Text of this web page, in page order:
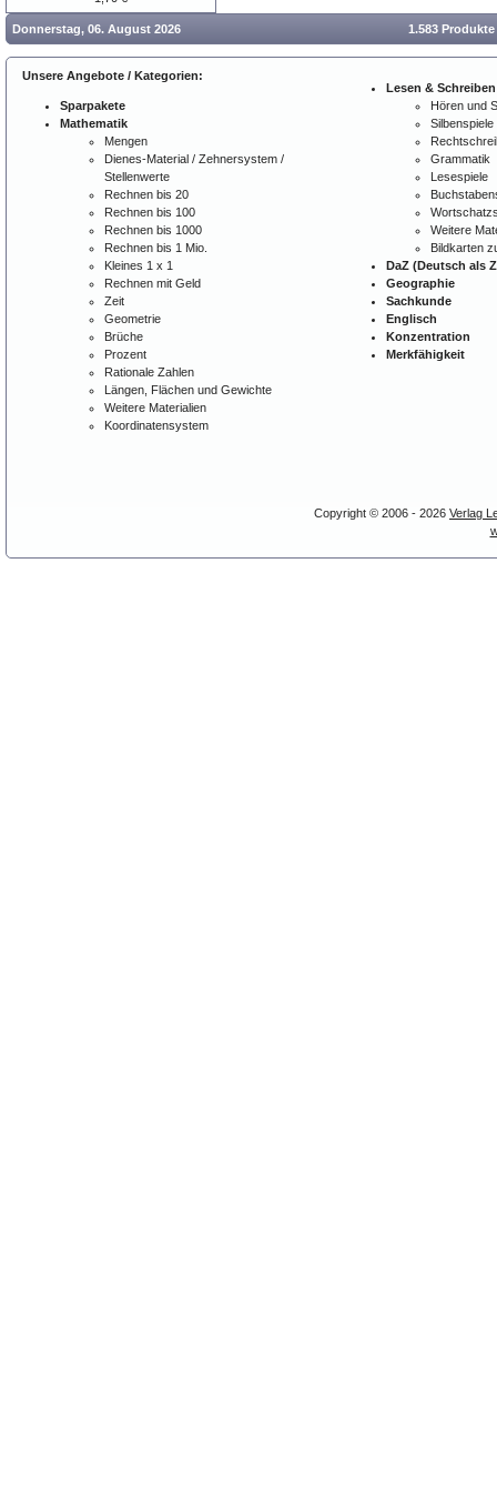
Donnerstag, 06. August 2026 1.583
Unsere Angebote / Kategorien:
Sparpakete
Mathematik
Mengen
Dienes-Material / Zehnersystem /
Stellenwerte
Rechnen bis 20
Rechnen bis 100
Rechnen bis 1000
Rechnen bis 1 Mio.
Kleines 1 x 1
Rechnen mit Geld
Zeit
Geometrie
Brüche
Prozent
Rationale Zahlen
Längen, Flächen und Gewichte
Weitere Materialien
Koordinatensystem
Lesen & Schreiben
Hören und
Silbenspiele
Grammatik
Lesespiele
Weitere
Bildkarten
DaZ (Deutsch als
Geographie
Sachkunde
Englisch
Konzentration
Merkfähigkeit
Copyright © 2006 - 2026 Verlag